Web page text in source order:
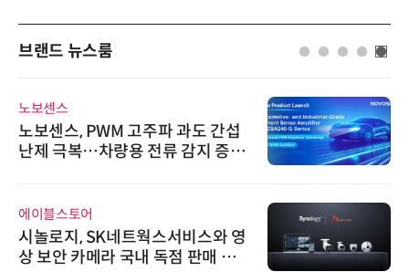
브랜드 뉴스룸
노보센스
노보센스, PWM 고주파 과도 간섭
난제 극복…차량용 전류 감지 증폭
에이블스토어
시놀로지, SK네트웍스서비스와 영
상 보안 카메라 국내 독점 판매 파